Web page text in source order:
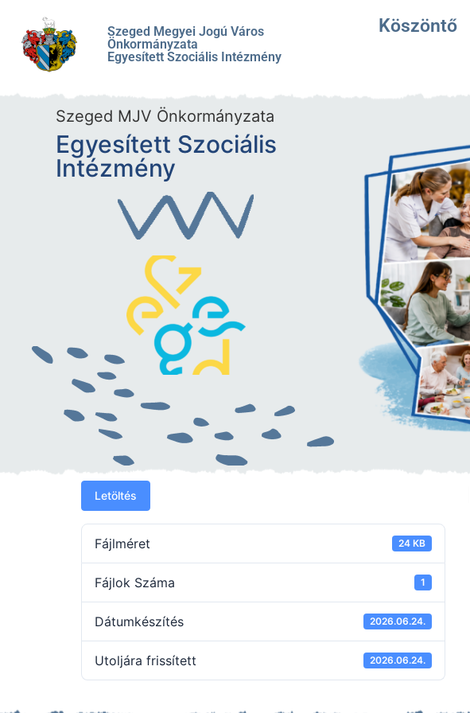
Szeged Megyei Jogú Város
Önkormányzata
Egyesített Szociális Intézmény
Köszöntő
Szeged MJV Önkormányzata
Egyesített Szociális
Intézmény
Letöltés
Fájlméret 24 KB
Fájlok Száma 1
Dátumkészítés 2026.06.24.
Utoljára frissített 2026.06.24.